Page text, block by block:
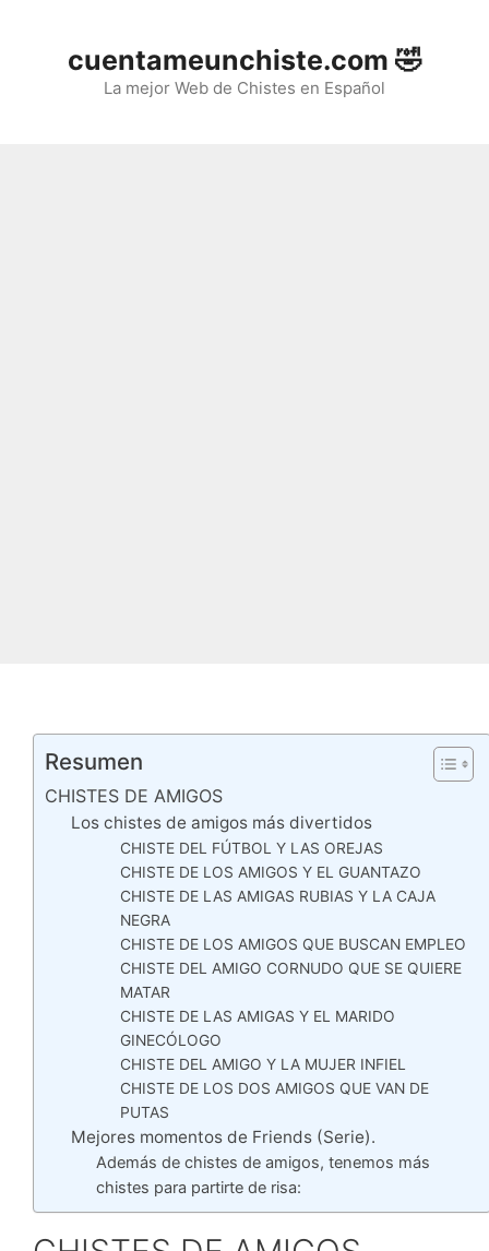
contenidocuentameunchiste.com 🤣
La mejor Web de Chistes en Español
Resumen
CHISTES DE AMIGOS
Los chistes de amigos más divertidos
CHISTE DEL FÚTBOL Y LAS OREJAS
CHISTE DE LOS AMIGOS Y EL GUANTAZO
CHISTE DE LAS AMIGAS RUBIAS Y LA CAJA
NEGRA
CHISTE DE LOS AMIGOS QUE BUSCAN EMPLEO
CHISTE DEL AMIGO CORNUDO QUE SE QUIERE
MATAR
CHISTE DE LAS AMIGAS Y EL MARIDO
GINECÓLOGO
CHISTE DEL AMIGO Y LA MUJER INFIEL
CHISTE DE LOS DOS AMIGOS QUE VAN DE
PUTAS
Mejores momentos de Friends (Serie).
Además de chistes de amigos, tenemos más
chistes para partirte de risa: